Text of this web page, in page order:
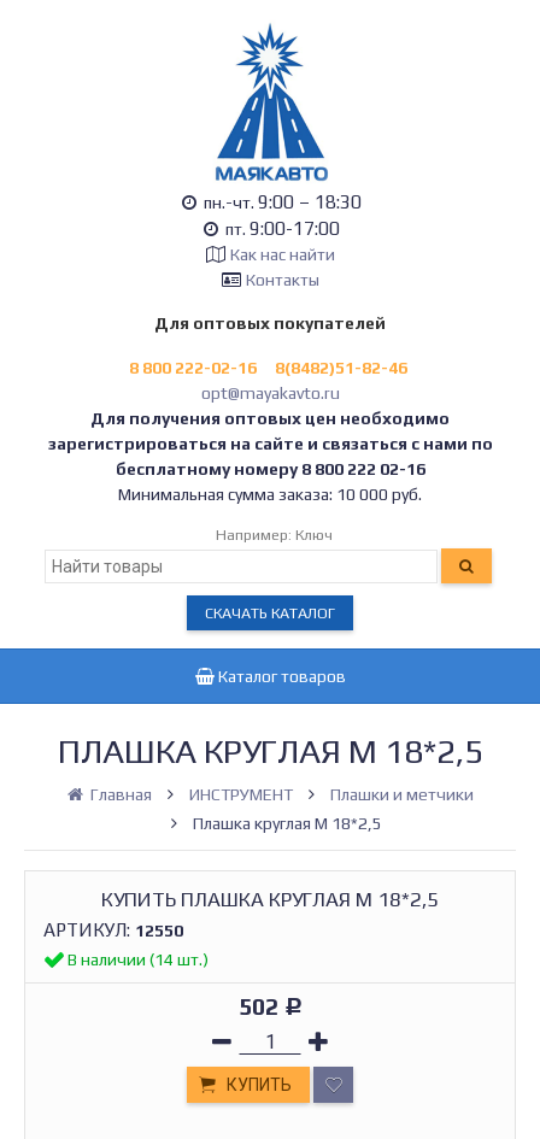
пн.-чт. 9:00 – 18:30
пт. 9:00-17:00
Как нас найти
Контакты
Для оптовых покупателей
8 800 222-02-16
8(8482)51-82-46
opt@mayakavto.ru
Для получения оптовых цен необходимо
зарегистрироваться на сайте и связаться с нами по
бесплатному номеру 8 800 222 02-16
Минимальная сумма заказа: 10 000 руб.
Например: Ключ
СКАЧАТЬ КАТАЛОГ
Каталог товаров
ПЛАШКА КРУГЛАЯ М 18*2,5
Главная ИНСТРУМЕНТ
Плашки и метчики
Плашка круглая М 18*2,5
КУПИТЬ ПЛАШКА КРУГЛАЯ М 18*2,5
АРТИКУЛ: 12550
В наличии (14 шт.)
502 Р
КУПИТЬ